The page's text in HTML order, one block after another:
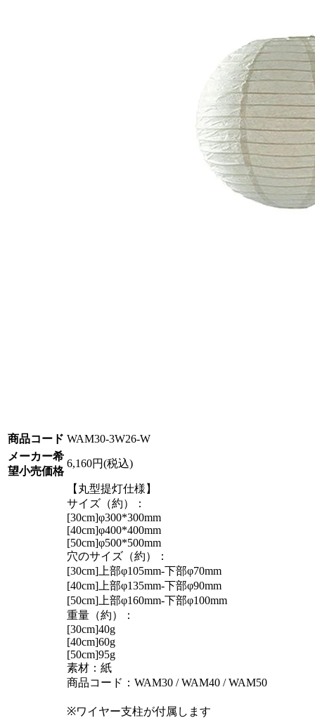
商品コード WAM30-3W26-W
メーカー希
望小売価格
6,160円(税込)
【丸型提灯仕様】
サイズ（約）：
[30cm]φ300*300mm
[40cm]φ400*400mm
[50cm]φ500*500mm
穴のサイズ（約）：
[30cm]上部φ105mm-下部φ70mm
[40cm]上部φ135mm-下部φ90mm
[50cm]上部φ160mm-下部φ100mm
重量（約）：
[30cm]40g
[40cm]60g
[50cm]95g
素材：紙
商品コード：WAM30 / WAM40 / WAM50
※ワイヤー支柱が付属します